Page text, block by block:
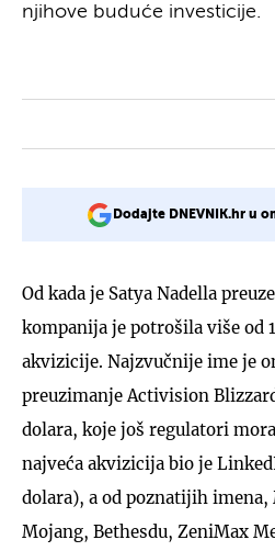
njihove buduće investicije.
Dodajte DNEVNIK.hr u
Od kada je Satya Nadella
kompanija je potrošila više od
akvizicije. Najzvučnije ime je
preuzimanje Activision
dolara, koje još regulatori
najveća akvizicija bio je
dolara), a od poznatijih
Mojang, Bethesdu, ZeniMax